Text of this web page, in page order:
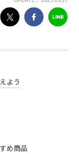
よう
め商品